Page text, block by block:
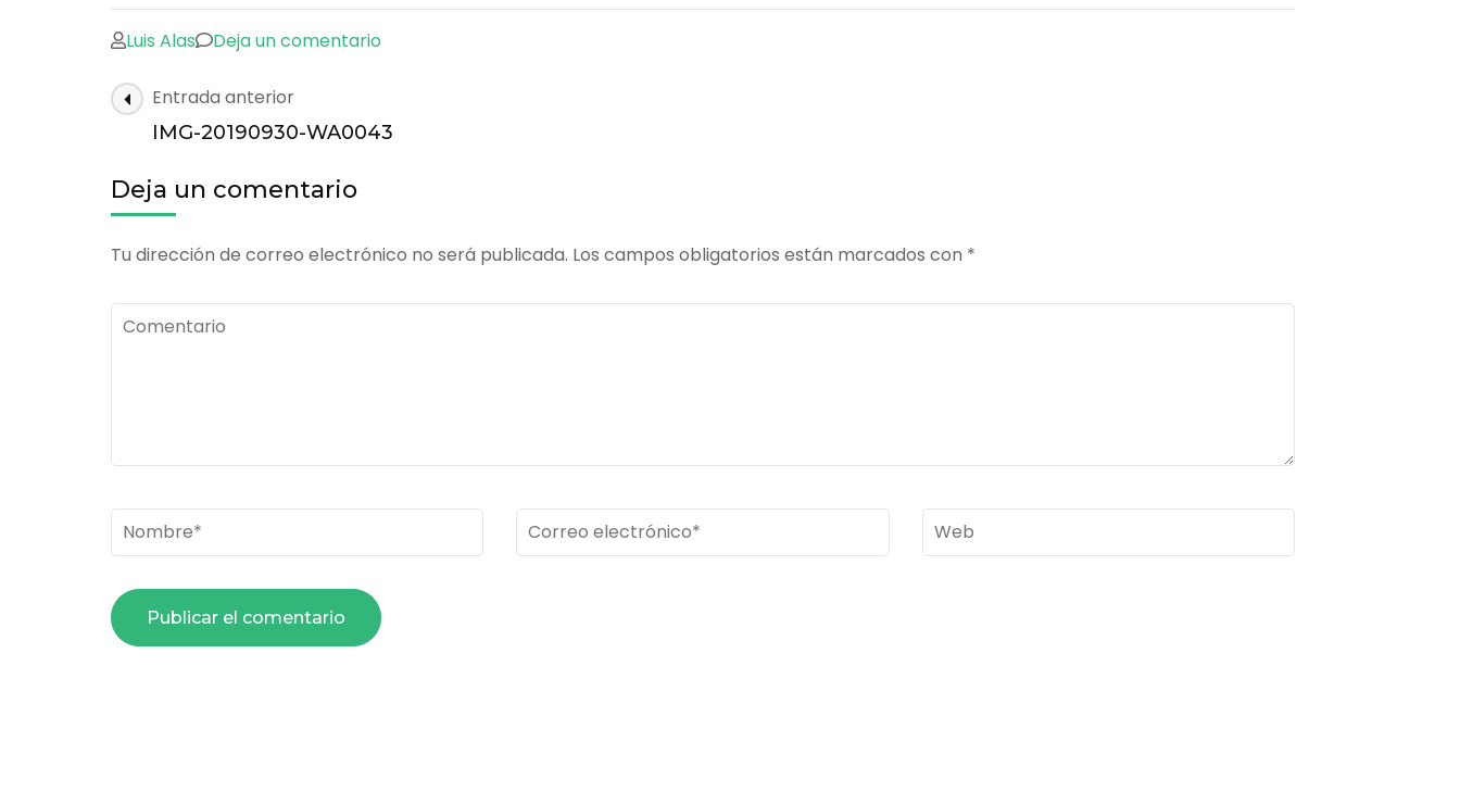
Luis Alas Deja un comentario
WA0043
Navegación
de
entradas
Entrada anterior
IMG-20190930-WA0043
Deja un comentario
Tu dirección de correo electrónico no será publicada. Los campos obligatorios están marcados con *
Comentario
Nombre*
Correo
electrónico*
Web